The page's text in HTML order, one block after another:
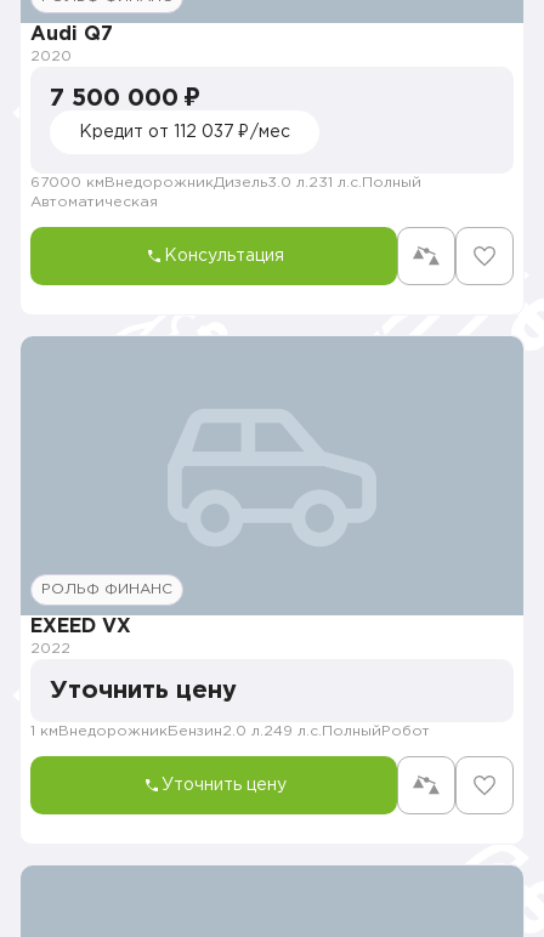
Audi Q7
2020
7 500 000 ₽
Кредит от 112 037 ₽/мес
67000 км ВнедорожникДизель3.0 л. 231 л.с. Полный
Автоматическая
Консультация
РОЛЬФ ФИНАНС
EXEED VX
2022
Уточнить цену
1 км Внедорожник Бензин2.0 л. 249 л.с. Полный Робот
Уточнить цену